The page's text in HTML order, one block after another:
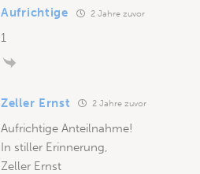
Aufrichtige 2 Jahre zuvor
1
Zeller Ernst 2 Jahre zuvor
Aufrichtige Anteilnahme!
In stiller Erinnerung,
Zeller Ernst